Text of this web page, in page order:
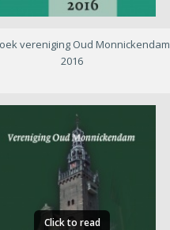
vereniging Oud Monnickendam
2016
Click to read